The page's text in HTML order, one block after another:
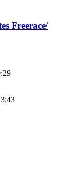
Freerace/